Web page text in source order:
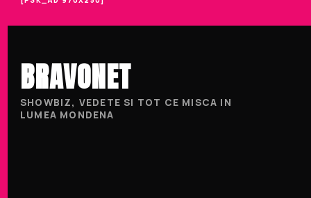
BRAVONET
SHOWBIZ, VEDETE SI TOT CE MISCA IN
LUMEA MONDENA